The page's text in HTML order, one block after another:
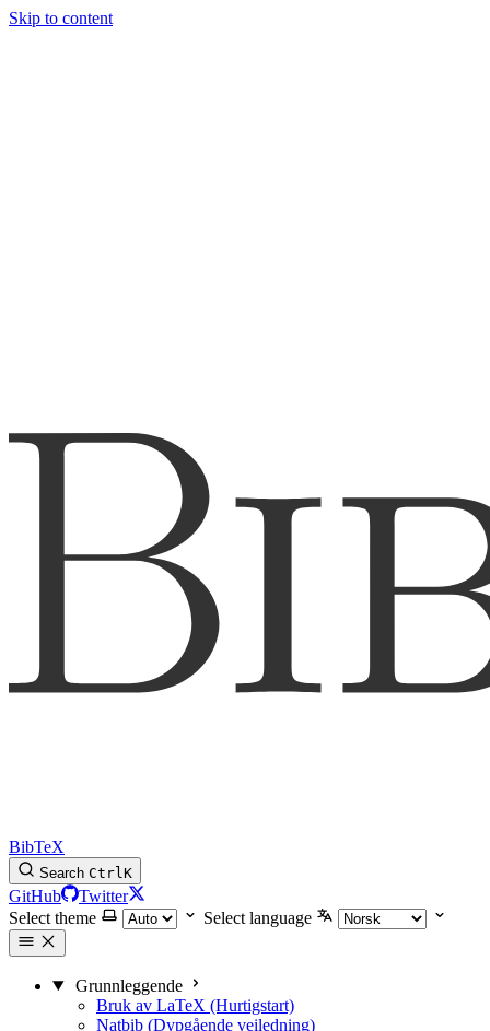
Skip to content
BibTeX
Search CtrlK
GitHub
Twitter
Select theme
Select language
Grunnleggende
Bruk av LaTeX (Hurtigstart)
Natbib (Dypgående veiledning)